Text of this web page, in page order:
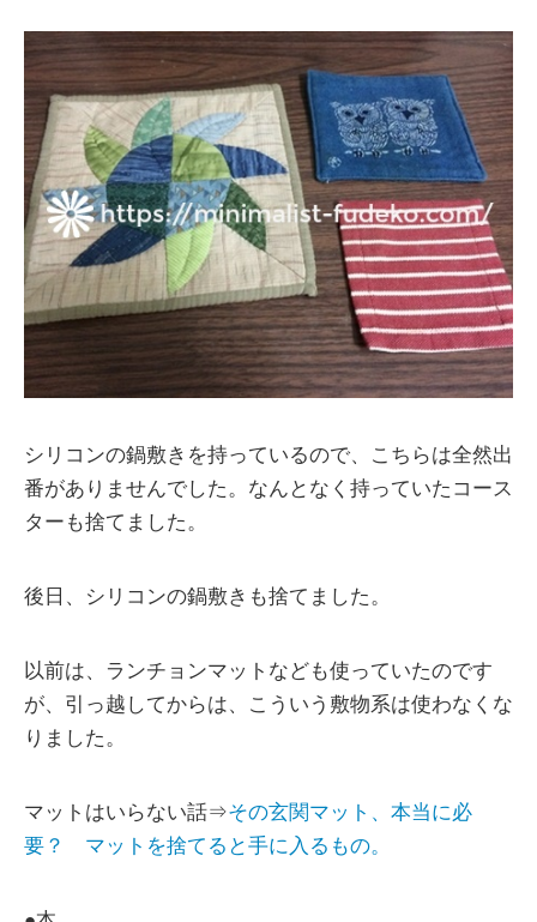
シリコンの鍋敷きを持っているので、こちらは全然出
番がありませんでした。なんとなく持っていたコース
ターも捨てました。
後日、シリコンの鍋敷きも捨てました。
以前は、ランチョンマットなども使っていたのです
が、引っ越してからは、こういう敷物系は使わなくな
りました。
マットはいらない話⇒その玄関マット、本当に必
要？ マットを捨てると手に入るもの。